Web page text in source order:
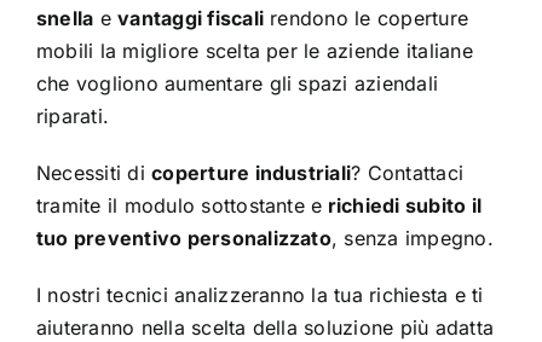
snella evantaggi fiscali rendono le coperture
mobili la migliore scelta per le aziende italiane
che vogliono aumentare gli spazi aziendali
riparati.
Necessiti dicoperture industriali? Contattaci
tramite il modulo sottostante e richiedi subito il
tuo preventivo personalizzato, senza impegno.
I nostri tecnici analizzeranno la tua richiesta e ti
aiuteranno nella scelta della soluzione più adatta